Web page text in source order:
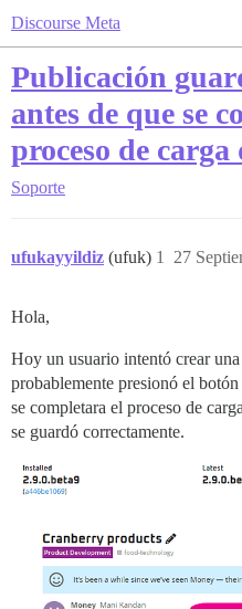
Discourse Meta
Publicación
antes de que se
proceso de carga
Soporte
ufukayyildiz (ufuk) 27
1
Hola,
Hoy un usuario intentó crear
probablemente presionó el
se completara el proceso de
se guardó correctamente.